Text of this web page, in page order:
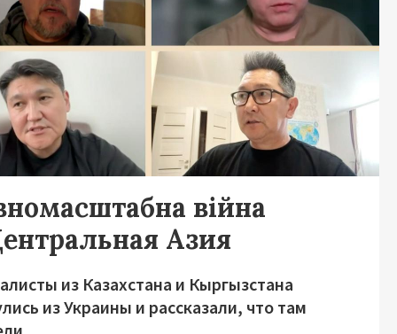
війна
Азия
из Казахстана и Кыргызстана
из Украины и рассказали, что там